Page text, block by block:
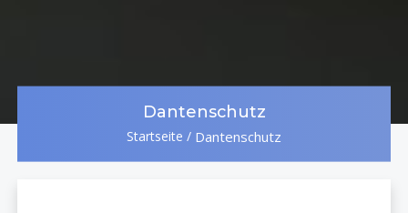
Dantenschutz
Startseite / Dantenschutz